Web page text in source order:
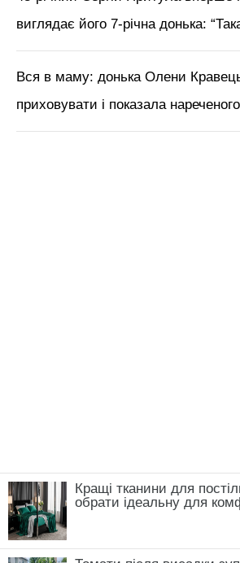
виглядає його 7-річна донька:
Вся в маму: донька Олени
приховувати і показала
Кращі тканини для
обрати ідеальну для